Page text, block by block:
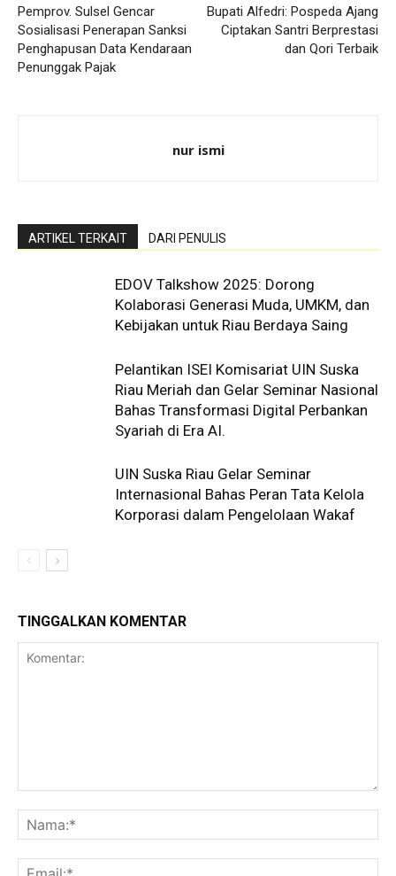
Pemprov. Sulsel Gencar
Sosialisasi Penerapan Sanksi
Penghapusan Data Kendaraan
Penunggak Pajak
Bupati Alfedri: Pospeda Ajang
Ciptakan Santri Berprestasi
dan Qori Terbaik
nur ismi
ARTIKEL TERKAIT DARI PENULIS
EDOV Talkshow 2025: Dorong
Kolaborasi Generasi Muda, UMKM, dan
Kebijakan untuk Riau Berdaya Saing
Pelantikan ISEI Komisariat UIN Suska
Riau Meriah dan Gelar Seminar Nasional
Bahas Transformasi Digital Perbankan
Syariah di Era AI.
UIN Suska Riau Gelar Seminar
Internasional Bahas Peran Tata Kelola
Korporasi dalam Pengelolaan Wakaf
TINGGALKAN KOMENTAR